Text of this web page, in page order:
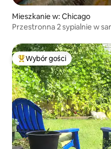
Mieszkanie w: Chicago
Przestronna 2 sypialnie w
Najpopularniejsze z
Wybór gości